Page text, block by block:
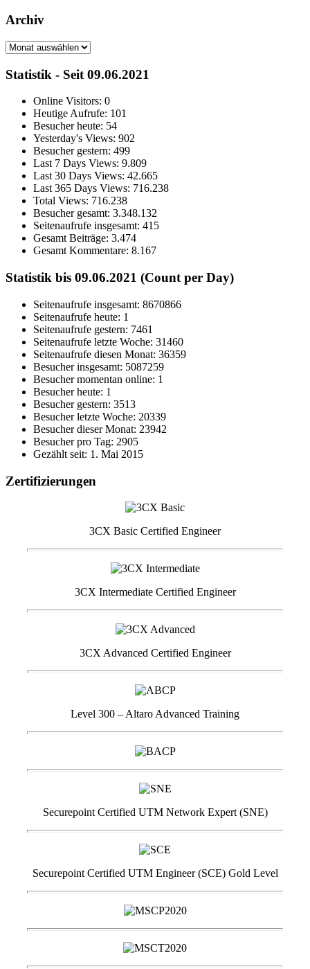
Archiv
Archiv
Statistik - Seit 09.06.2021
Online Visitors: 0
Heutige Aufrufe: 101
Besucher heute: 54
Yesterday's Views: 902
Besucher gestern: 499
Last 7 Days Views: 9.809
Last 30 Days Views: 42.665
Last 365 Days Views: 716.238
Total Views: 716.238
Besucher gesamt: 3.348.132
Seitenaufrufe insgesamt: 415
Gesamt Beiträge: 3.474
Gesamt Kommentare: 8.167
Statistik bis 09.06.2021 (Count per Day)
Seitenaufrufe insgesamt: 8670866
Seitenaufrufe heute: 1
Seitenaufrufe gestern: 7461
Seitenaufrufe letzte Woche: 31460
Seitenaufrufe diesen Monat: 36359
Besucher insgesamt: 5087259
Besucher momentan online: 1
Besucher heute: 1
Besucher gestern: 3513
Besucher letzte Woche: 20339
Besucher dieser Monat: 23942
Besucher pro Tag: 2905
Gezählt seit: 1. Mai 2015
Zertifizierungen
3CX Basic Certified Engineer
3CX Intermediate Certified Engineer
3CX Advanced Certified Engineer
Level 300 – Altaro Advanced Training
Securepoint Certified UTM Network Expert (SNE)
Securepoint Certified UTM Engineer (SCE) Gold Level